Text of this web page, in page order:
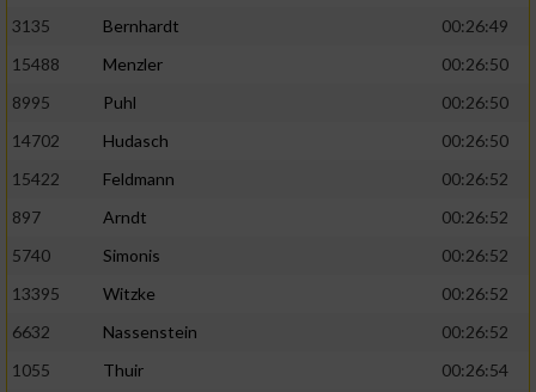
3135
Bernhardt
00:26:49
15488
Menzler
00:26:50
8995
Puhl
00:26:50
14702
Hudasch
00:26:50
15422
Feldmann
00:26:52
897
Arndt
00:26:52
5740
Simonis
00:26:52
13395
Witzke
00:26:52
6632
Nassenstein
00:26:52
1055
Thuir
00:26:54